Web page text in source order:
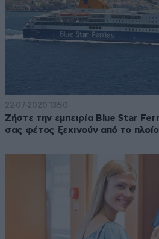
22·07·2020 13:50
Ζήστε την εμπειρία Blue Star
σας φέτος ξεκινούν από το